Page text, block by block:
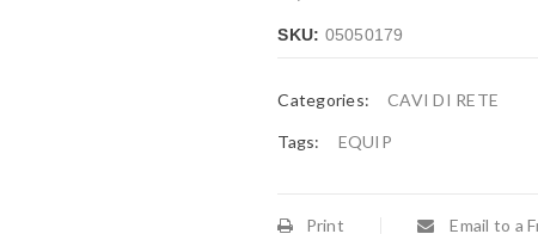
SKU: 05050179
Categories: CAVI DI RETE
Tags: EQUIP
Print Email to a